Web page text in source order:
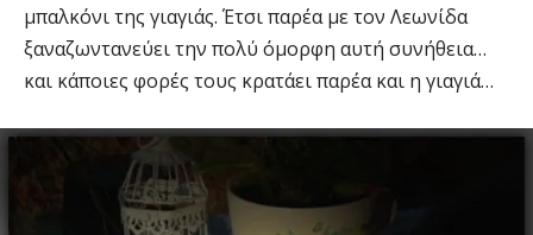
μπαλκόνι της γιαγιάς. Έτσι παρέα με τον Λεωνίδα
ξαναζωντανεύει την πολύ όμορφη αυτή συνήθεια…
και κάποιες φορές τους κρατάει παρέα και η γιαγιά…